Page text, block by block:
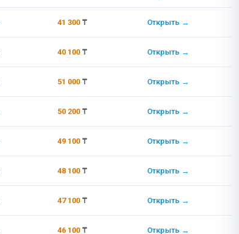
41 300 ₸ Открыть →
40 100 ₸ Открыть →
51 000 ₸ Открыть →
50 200 ₸ Открыть →
49 100 ₸ Открыть →
48 100 ₸ Открыть →
47 100 ₸ Открыть →
46 100 ₸ Открыть →